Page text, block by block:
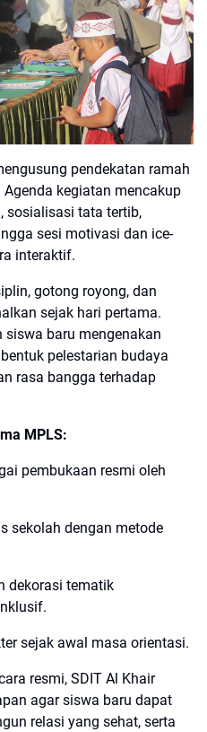
pendekatan ramah
kegiatan mencakup
sosialisasi tata tertib,
sesi motivasi dan ice-
interaktif.
gotong royong, dan
sejak hari pertama.
siswa baru mengenakan
pelestarian budaya
rasa bangga terhadap
MPLS:
pembukaan resmi oleh
sekolah dengan metode
dekorasi tematik
sejak awal masa orientasi.
resmi, SDIT Al Khair
agar siswa baru dapat
relasi yang sehat, serta